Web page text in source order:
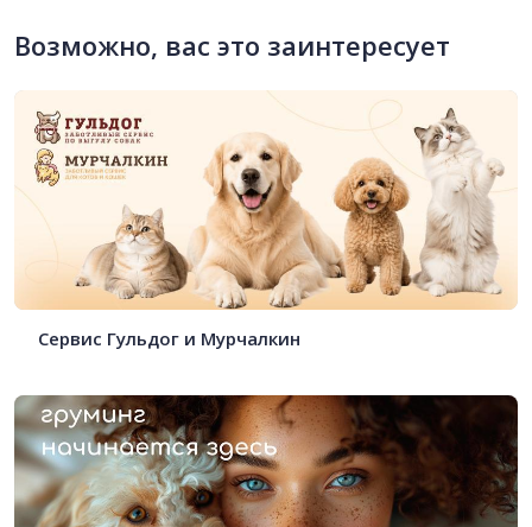
Возможно, вас это заинтересует
Сервис Гульдог и Мурчалкин